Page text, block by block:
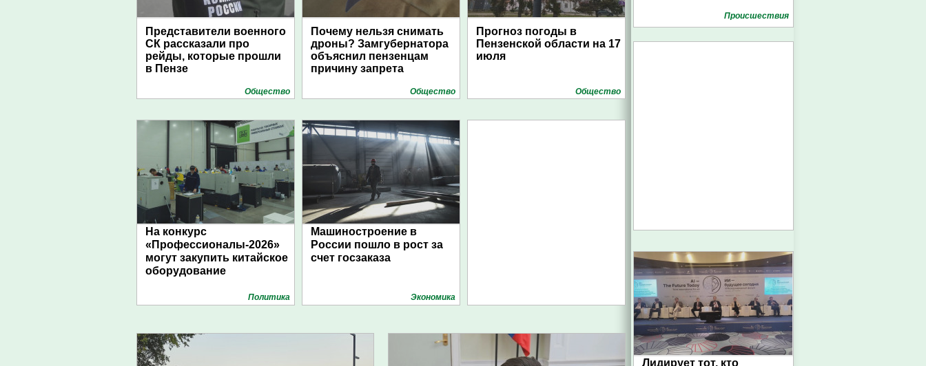
Представители военного
СК рассказали про
рейды, которые прошли
в Пензе
Общество
Почему нельзя снимать
дроны? Замгубернатора
объяснил пензенцам
причину запрета
Общество
Прогноз погоды в
Пензенской области на 17
июля
Общество
На конкурс
«Профессионалы-2026»
могут закупить китайское
оборудование
Политика
Машиностроение в
России пошло в рост за
счет госзаказа
Экономика
Проиcшествия
Лидирует тот, кто